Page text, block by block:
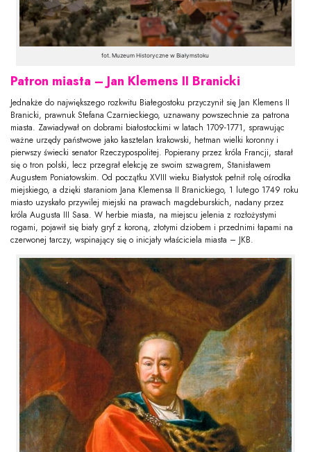
fot. Muzeum Historyczne w Białymstoku
Patron miasta – Jan Klemens II Branicki
Jednakże do największego rozkwitu Białegostoku przyczynił się Jan Klemens II
Branicki, prawnuk Stefana Czarnieckiego, uznawany powszechnie za patrona
miasta. Zawiadywał on dobrami białostockimi w latach 1709-1771, sprawując
ważne urzędy państwowe jako kasztelan krakowski, hetman wielki koronny i
pierwszy świecki senator Rzeczypospolitej. Popierany przez króla Francji, starał
się o tron polski, lecz przegrał elekcję ze swoim szwagrem, Stanisławem
Augustem Poniatowskim. Od początku XVIII wieku Białystok pełnił rolę ośrodka
miejskiego, a dzięki staraniom Jana Klemensa II Branickiego, 1 lutego 1749 roku
miasto uzyskało przywilej miejski na prawach magdeburskich, nadany przez
króla Augusta III Sasa. W herbie miasta, na miejscu jelenia z rozłożystymi
rogami, pojawił się biały gryf z koroną, złotymi dziobem i przednimi łapami na
czerwonej tarczy, wspinający się o inicjały właściciela miasta – JKB.